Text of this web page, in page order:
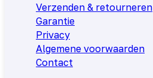
Verzenden & retourneren
Garantie
Privacy
Algemene voorwaarden
Contact